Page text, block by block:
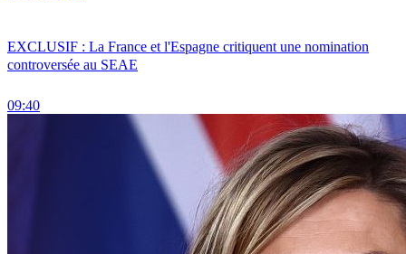
EXCLUSIF : La France et l'Espagne critiquent une nomination
controversée au SEAE
09:40